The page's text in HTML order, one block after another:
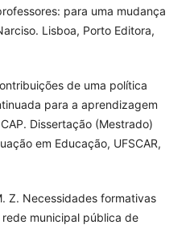
para uma mudança
Lisboa, Porto Editora,
de uma política
para a aprendizagem
Dissertação (Mestrado)
em Educação, UFSCAR,
Z. Necessidades formativas
municipal pública de